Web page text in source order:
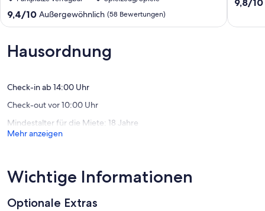
Zinnowitz,
W-
inkl.
Restaurantgutscheine
9.4
von
Außergewöhnlich,
(58
9,4/10 Außergewöhnlich (58 Bewertungen)
9,8/10
Hausordnung
Check-in ab 14:00 Uhr
Check-out vor 10:00 Uhr
Mindestalter für die Miete: 18 Jahre
Mehr anzeigen
Wichtige Informationen
Optionale Extras